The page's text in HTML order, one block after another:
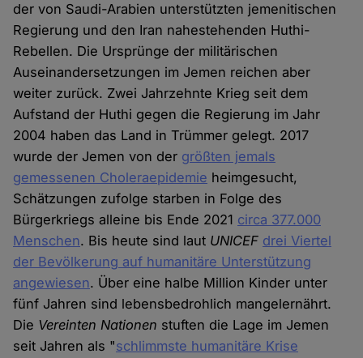
der von Saudi-Arabien unterstützten jemenitischen
Regierung und den Iran nahestehenden Huthi-
Rebellen. Die Ursprünge der militärischen
Auseinandersetzungen im Jemen reichen aber
weiter zurück. Zwei Jahrzehnte Krieg seit dem
Aufstand der Huthi gegen die Regierung im Jahr
2004 haben das Land in Trümmer gelegt. 2017
wurde der Jemen von der größten jemals
gemessenen Choleraepidemie heimgesucht,
Schätzungen zufolge starben in Folge des
Bürgerkriegs alleine bis Ende 2021 circa 377.000
Menschen. Bis heute sind laut UNICEF drei Viertel
der Bevölkerung auf humanitäre Unterstützung
angewiesen. Über eine halbe Million Kinder unter
fünf Jahren sind lebensbedrohlich mangelernährt.
Die Vereinten Nationen stuften die Lage im Jemen
seit Jahren als "schlimmste humanitäre Krise